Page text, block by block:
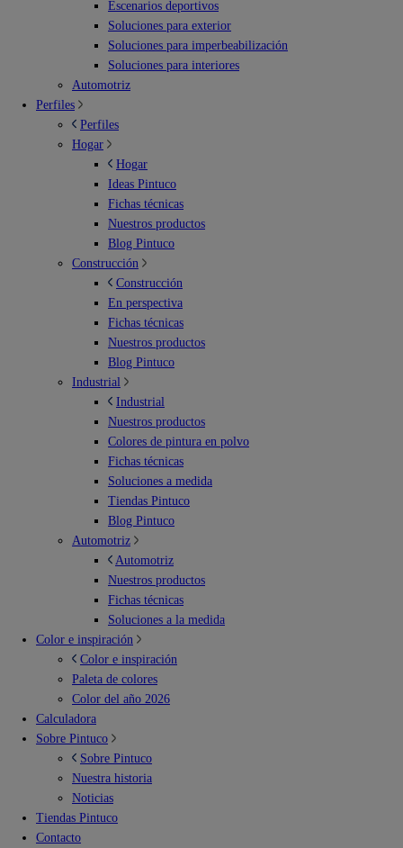
Escenarios deportivos
Soluciones para exterior
Soluciones para imperbeabilización
Soluciones para interiores
Automotriz
Perfiles
Perfiles
Hogar
Hogar
Ideas Pintuco
Fichas técnicas
Nuestros productos
Blog Pintuco
Construcción
Construcción
En perspectiva
Fichas técnicas
Nuestros productos
Blog Pintuco
Industrial
Industrial
Nuestros productos
Colores de pintura en polvo
Fichas técnicas
Soluciones a medida
Tiendas Pintuco
Blog Pintuco
Automotriz
Automotriz
Nuestros productos
Fichas técnicas
Soluciones a la medida
Color e inspiración
Color e inspiración
Paleta de colores
Color del año 2026
Calculadora
Sobre Pintuco
Sobre Pintuco
Nuestra historia
Noticias
Tiendas Pintuco
Contacto